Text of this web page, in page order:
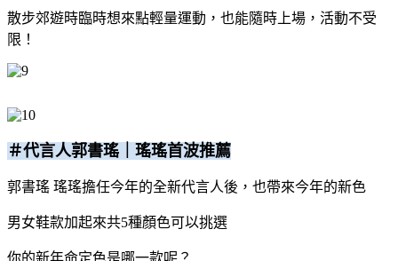
散步郊遊時臨時想來點輕量運動，也能隨時上場，活動不受
限！
＃代言人郭書瑤｜瑤瑤首波推薦
郭書瑤 瑤瑤擔任今年的全新代言人後，也帶來今年的新色
男女鞋款加起來共5種顏色可以挑選
你的新年命定色是哪一款呢？